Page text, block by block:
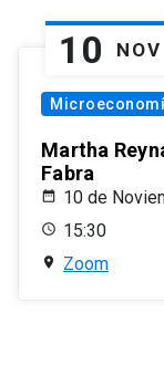
10 NOV
Martha
Fabra
10 de
15:30
Zoom